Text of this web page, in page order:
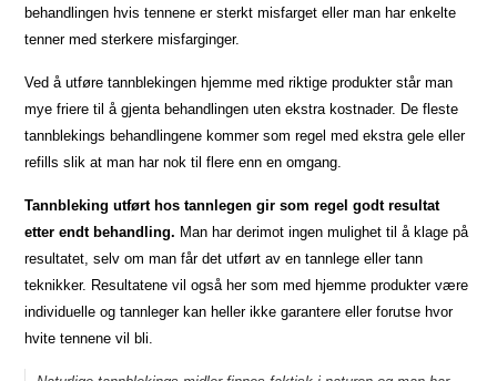
behandlingen hvis tennene er sterkt misfarget eller man har enkelte
tenner med sterkere misfarginger.
Ved å utføre tannblekingen hjemme med riktige produkter står man
mye friere til å gjenta behandlingen uten ekstra kostnader. De fleste
tannblekings behandlingene kommer som regel med ekstra gele eller
refills slik at man har nok til flere enn en omgang.
Tannbleking utført hos tannlegen gir som regel godt resultat
etter endt behandling. Man har derimot ingen mulighet til å klage på
resultatet, selv om man får det utført av en tannlege eller tann
teknikker. Resultatene vil også her som med hjemme produkter være
individuelle og tannleger kan heller ikke garantere eller forutse hvor
hvite tennene vil bli.